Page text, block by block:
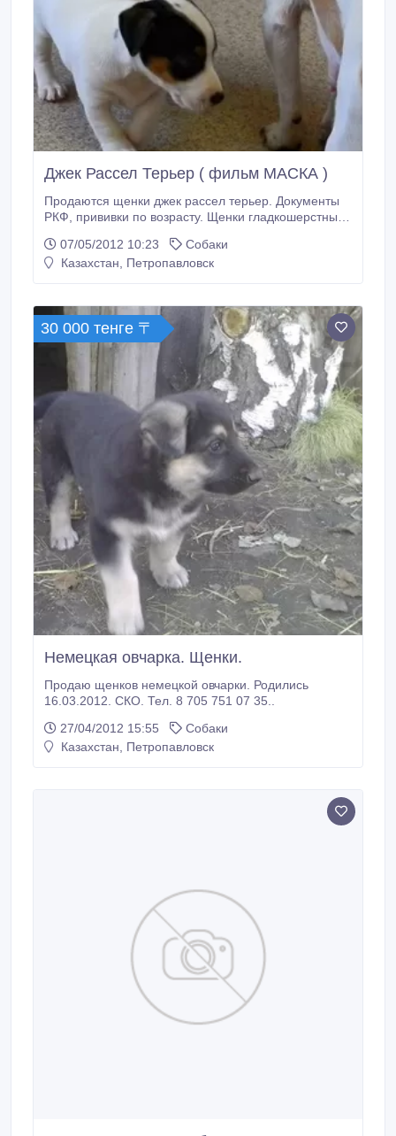
Джек Рассел Терьер ( фильм МАСКА )
Продаются щенки джек рассел терьер. Документы
РКФ, прививки по возрасту. Щенки гладкошерстные,
07/05/2012 10:23
Собаки
Казахстан, Петропавловск
30 000 тенге 〒
Немецкая овчарка. Щенки.
Продаю щенков немецкой овчарки. Родились
16.03.2012. СКО. Тел. 8 705 751 07 35..
27/04/2012 15:55
Собаки
Казахстан, Петропавловск